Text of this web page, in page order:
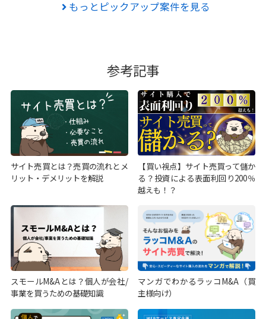
もっとピックアップ案件を見る
参考記事
サイト売買とは？売買の流れとメ
リット・デメリットを解説
【買い視点】サイト売買って儲か
る？投資による表面利回り200％
越えも！？
スモールM&Aとは？個人が会社/
事業を買うための基礎知識
マンガでわかるラッコM&A（買
主様向け）